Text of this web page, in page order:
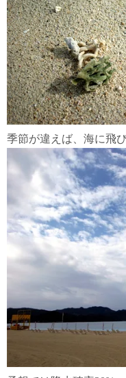
季節が違えば、海に飛